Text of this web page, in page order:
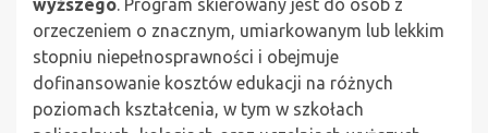
wyższego. Program skierowany jest do osób z
orzeczeniem o znacznym, umiarkowanym lub lekkim
stopniu niepełnosprawności i obejmuje
dofinansowanie kosztów edukacji na różnych
poziomach kształcenia, w tym w szkołach